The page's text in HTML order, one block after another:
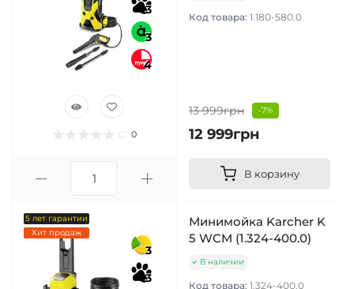
3
3
4
0
Код товара: 1.180-580.0
13 999грн -7%
12 999грн
В корзину
5 лет гарантии
Хит продаж
3
3
Минимойка Karcher K
5 WCM (1.324-400.0)
В наличии
Код товара: 1.324-400.0